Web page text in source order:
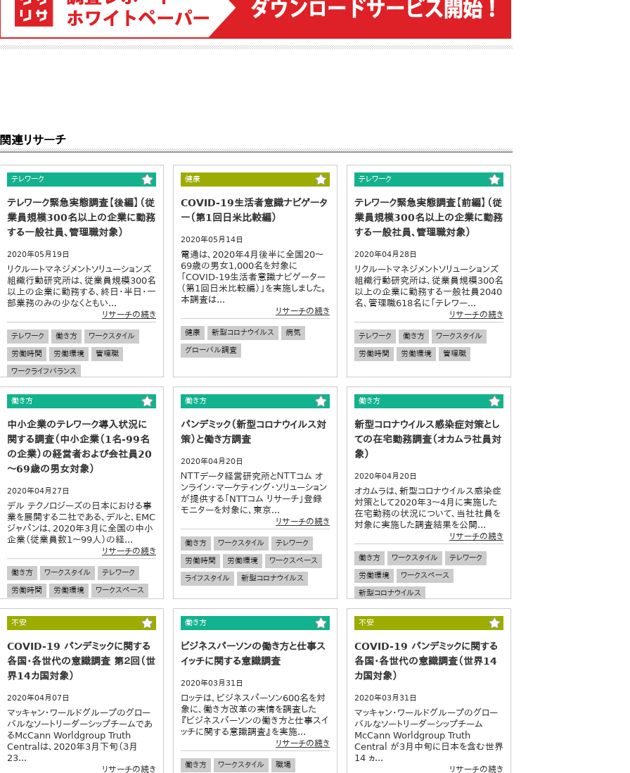
関連リサーチ
テレワーク
テレワーク緊急実態調査【後編】（従
業員規模300名以上の企業に勤務
する一般社員、管理職対象）
2020年05月19日
リクルートマネジメントソリューションズ
組織行動研究所は、従業員規模300名
以上の企業に勤務する、終日・半日・一
部業務のみの少なくともい...
リサーチの続き
テレワーク 働き方
ワークスタイル
労働時間
労働環境
管理職
ワークライフバランス
健康
COVID-19生活者意識ナビゲータ
ー（第1回日米比較編）
2020年05月14日
電通は、2020年4月後半に全国20～
69歳の男女1,000名を対象に
「COVID-19生活者意識ナビゲーター
（第1回日米比較編）」を実施しました。
本調査は...
リサーチの続き
健康 新型コロナウイルス
病気
グローバル調査
テレワーク
テレワーク緊急実態調査【前編】（従
業員規模300名以上の企業に勤務
する一般社員、管理職対象）
2020年04月28日
リクルートマネジメントソリューションズ
組織行動研究所は、従業員規模300名
以上の企業に勤務する一般社員2040
名、管理職618名に「テレワー...
リサーチの続き
テレワーク 働き方
ワークスタイル
労働時間
労働環境 管理職
働き方
中小企業のテレワーク導入状況に
関する調査（中小企業（1名-99名
の企業）の経営者および会社員20
～69歳の男女対象）
2020年04月27日
デル テクノロジーズの日本における事
業を展開する二社である、デルと、EMC
ジャパンは、2020年3月に全国の中小
企業（従業員数1～99人）の経...
リサーチの続き
働き方 ワークスタイル
テレワーク
労働時間
労働環境
ワークスペース
中小企業
企業経営
働き方
パンデミック（新型コロナウイルス対
策）と働き方調査
2020年04月20日
ＮＴＴデータ経営研究所とＮＴＴコム オ
ンライン・マーケティング・ソリューション
が提供する「NTTコム リサーチ」登録
モニターを対象に、東京...
リサーチの続き
働き方 ワークスタイル
テレワーク
労働時間
労働環境
ワークスペース
ライフスタイル
新型コロナウイルス
働き方
新型コロナウイルス感染症対策とし
ての在宅勤務調査（オカムラ社員対
象）
2020年04月20日
オカムラは、新型コロナウイルス感染症
対策として2020年3～4月に実施した
在宅勤務の状況について、当社社員を
対象に実施した調査結果を公開...
リサーチの続き
働き方 ワークスタイル
テレワーク
労働環境
ワークスペース
新型コロナウイルス
不安
COVID-19 パンデミックに関する
各国・各世代の意識調査 第２回（世
界14カ国対象）
2020年04月07日
マッキャン・ワールドグループのグロー
バルなソートリーダーシップチームであ
るMcCann Worldgroup Truth
Centralは、2020年3月下旬（３月
23...
リサーチの続き
働き方
ビジネスパーソンの働き方と仕事ス
イッチに関する意識調査
2020年03月31日
ロッテは、ビジネスパーソン600名を対
象に、働き方改革の実情を調査した
『ビジネスパーソンの働き方と仕事スイ
ッチに関する意識調査』を実施...
リサーチの続き
働き方 ワークスタイル 職場
不安
COVID-19 パンデミックに関する
各国・各世代の意識調査（世界14
カ国対象）
2020年03月31日
マッキャン・ワールドグループのグロー
バルなソートリーダーシップチーム
McCann Worldgroup Truth
Central が3月中旬に日本を含む世界
14 ヵ...
リサーチの続き